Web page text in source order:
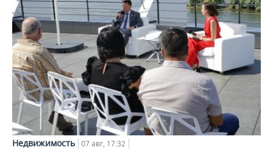
Недвижимость 07 авг, 17:32